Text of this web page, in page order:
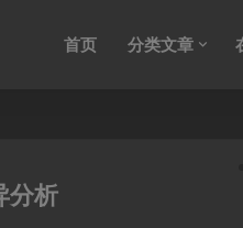
首页 分类文章
分析